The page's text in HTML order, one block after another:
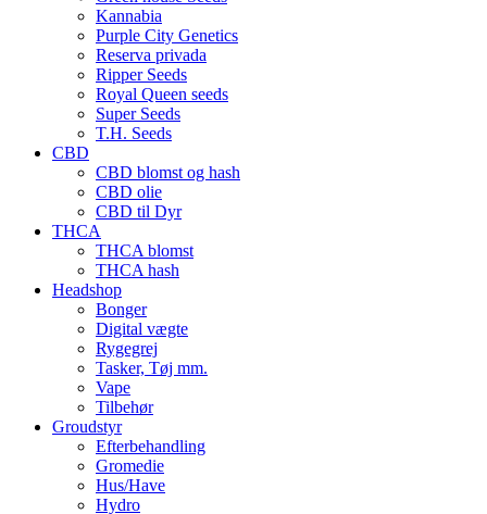
Kannabia
Purple City Genetics
Reserva privada
Ripper Seeds
Royal Queen seeds
Super Seeds
T.H. Seeds
CBD
CBD blomst og hash
CBD olie
CBD til Dyr
THCA
THCA blomst
THCA hash
Headshop
Bonger
Digital vægte
Rygegrej
Tasker, Tøj mm.
Vape
Tilbehør
Groudstyr
Efterbehandling
Gromedie
Hus/Have
Hydro